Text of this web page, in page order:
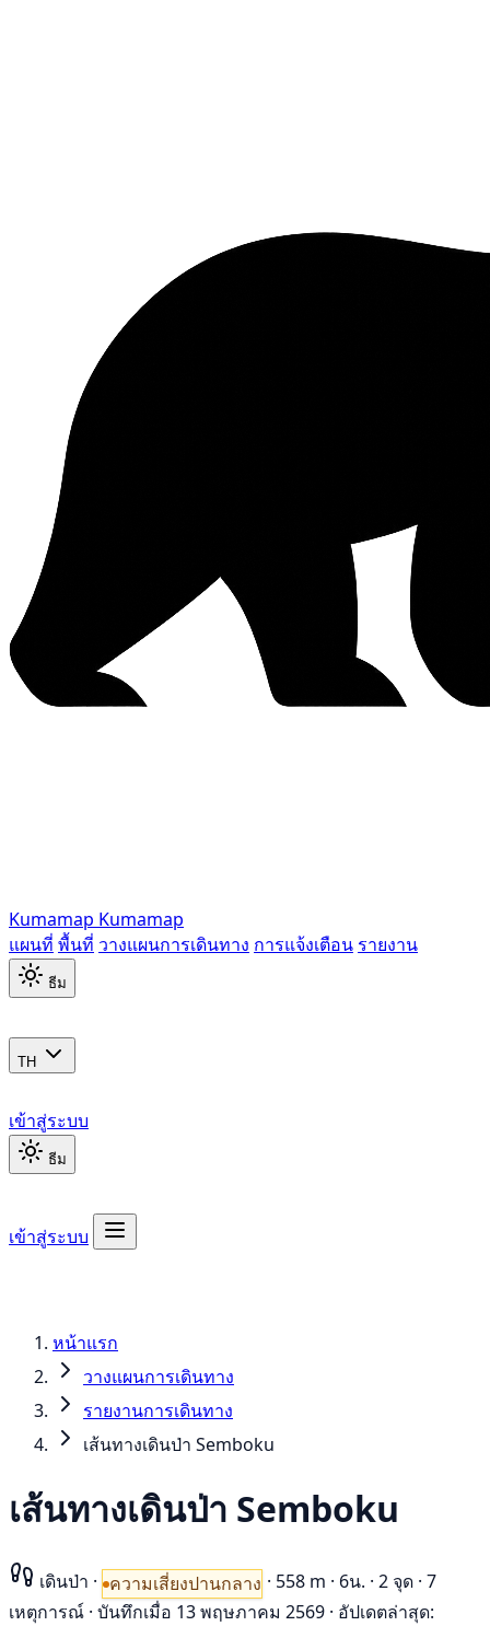
Kumamap Kumamap
แผนที่ พื้นที่ วางแผนการเดินทาง การแจ้งเตือน รายงาน
ธีม
TH
เข้าสู่ระบบ
ธีม
เข้าสู่ระบบ
หน้าแรก
วางแผนการเดินทาง
รายงานการเดินทาง
เส้นทางเดินป่า Semboku
เส้นทางเดินป่า Semboku
เดินป่า · ความเสี่ยงปานกลาง · 558 m · 6น. · 2 จุด · 7
เหตุการณ์ · บันทึกเมื่อ 13 พฤษภาคม 2569 · อัปเดตล่าสุด: